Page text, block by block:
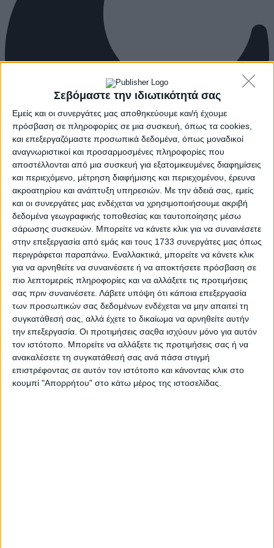
Σεβόμαστε την ιδιωτικότητά σας
Εμείς και οι συνεργάτες μας αποθηκεύουμε και/ή έχουμε
πρόσβαση σε πληροφορίες σε μια συσκευή, όπως τα cookies,
και επεξεργαζόμαστε προσωπικά δεδομένα, όπως μοναδικοί
αναγνωριστικοί και προσαρμοσμένες πληροφορίες που
αποστέλλονται από μια συσκευή για εξατομικευμένες διαφημίσεις
και περιεχόμενο, μέτρηση διαφήμισης και περιεχομένου, έρευνα
ακροατηρίου και ανάπτυξη υπηρεσιών. Με την άδειά σας, εμείς
και οι συνεργάτες μας ενδέχεται να χρησιμοποιήσουμε ακριβή
δεδομένα γεωγραφικής τοποθεσίας και ταυτοποίησης μέσω
σάρωσης συσκευών. Μπορείτε να κάνετε κλικ για να συναινέσετε
στην επεξεργασία από εμάς και τους 1733 συνεργάτες μας όπως
περιγράφεται παραπάνω. Εναλλακτικά, μπορείτε να κάνετε κλικ
για να αρνηθείτε να συναινέσετε ή να αποκτήσετε πρόσβαση σε
πιο λεπτομερείς πληροφορίες και να αλλάξετε τις προτιμήσεις
σας πριν συναινέσετε. Λάβετε υπόψη ότι κάποια επεξεργασία
των προσωπικών σας δεδομένων ενδέχεται να μην απαιτεί τη
συγκατάθεσή σας, αλλά έχετε το δικαίωμα να αρνηθείτε αυτήν
την επεξεργασία. Οι προτιμήσεις σαςθα ισχύουν μόνο για αυτόν
τον ιστότοπο. Μπορείτε να αλλάξετε τις προτιμήσεις σας ή να
ανακαλέσετε τη συγκατάθεσή σας ανά πάσα στιγμή
επιστρέφοντας σε αυτόν τον ιστότοπο και κάνοντας κλικ στο
κουμπί "Απορρήτου" στο κάτω μέρος της ιστοσελίδας.